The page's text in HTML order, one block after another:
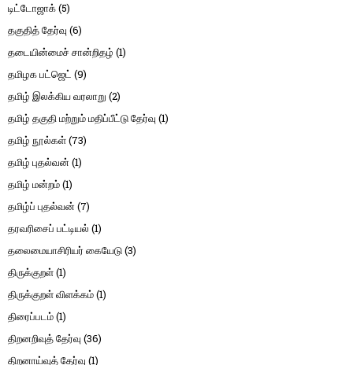
டிட்டோஜாக்(5)
தகுதித் தேர்வு (6)
தடையின்மைச் சான்றிதழ் (1)
தமிழக பட்ஜெட் (9)
தமிழ் இலக்கிய வரலாறு (2)
தமிழ் தகுதி மற்றும் மதிப்பீட்டு தேர்வு (1)
தமிழ் நூல்கள்(73)
தமிழ் புதல்வன் (1)
தமிழ் மன்றம்(1)
தமிழ்ப் புதல்வன் (7)
தரவரிசைப் பட்டியல் (1)
தலைமையாசிரியர் கையேடு(3)
திருக்குறள்(1)
திருக்குறள் விளக்கம்(1)
திரைப்படம்(1)
திறனறிவுத் தேர்வு (36)
திறனாய்வுத் தேர்வு (1)